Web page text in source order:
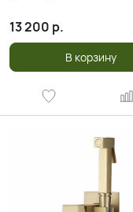
13 200 р.
В корзину